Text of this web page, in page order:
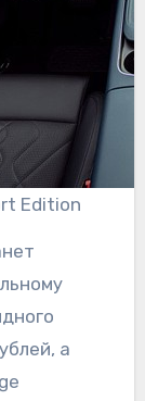
Edition
а